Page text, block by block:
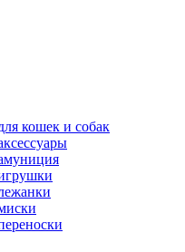
кошек и собак